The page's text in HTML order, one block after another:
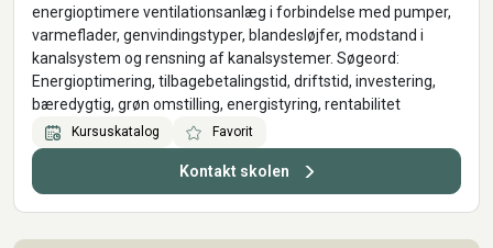
energioptimere ventilationsanlæg i forbindelse med pumper,
varmeflader, genvindingstyper, blandesløjfer, modstand i
kanalsystem og rensning af kanalsystemer. Søgeord:
Energioptimering, tilbagebetalingstid, driftstid, investering,
bæredygtig, grøn omstilling, energistyring, rentabilitet
Kursuskatalog Favorit
Kontakt skolen